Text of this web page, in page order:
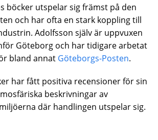
böcker utspelar sig främst på den
och har ofta en stark koppling till
Adolfsson själv är uppvuxen
Göteborg och har tidigare arbetat
bland annat Göteborgs-Posten.
har fått positiva recensioner för sin
beskrivningar av
där handlingen utspelar sig.